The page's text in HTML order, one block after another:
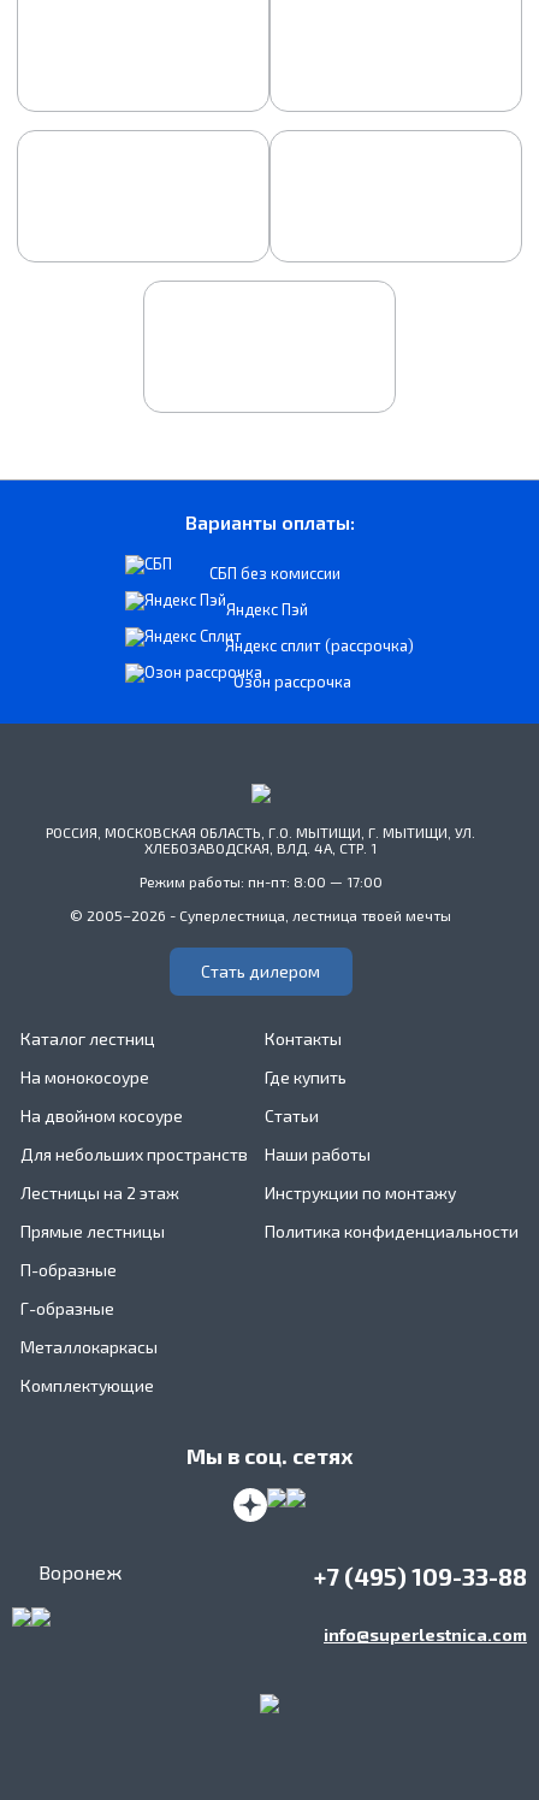
Варианты оплаты:
СБП без комиссии
Яндекс Пэй
Яндекс сплит (рассрочка)
Озон рассрочка
РОССИЯ, МОСКОВСКАЯ ОБЛАСТЬ, Г.О. МЫТИЩИ, Г. МЫТИЩИ, УЛ.
ХЛЕБОЗАВОДСКАЯ, ВЛД. 4А, СТР. 1
Режим работы: пн-пт: 8:00 — 17:00
© 2005–2026 - Суперлестница, лестница твоей мечты
Стать дилером
Каталог лестниц
На монокосоуре
На двойном косоуре
Для небольших пространств
Лестницы на 2 этаж
Прямые лестницы
П-образные
Г-образные
Металлокаркасы
Комплектующие
Контакты
Где купить
Статьи
Наши работы
Инструкции по монтажу
Политика конфиденциальности
Мы в соц. сетях
Воронеж +7 (495) 109-33-88
info@superlestnica.com